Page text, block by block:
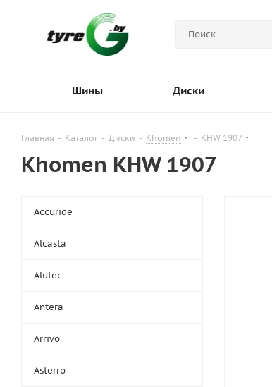
Шины Диски
Главная - Каталог - Диски - Khomen - KHW 1907
Khomen KHW 1907
Accuride
Alcasta
Alutec
Antera
Arrivo
Asterro